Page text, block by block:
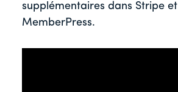
supplémentaires dans Stripe et
MemberPress.